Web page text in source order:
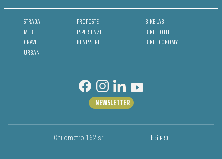
STRADA
MTB
GRAVEL
URBAN
PROPOSTE
ESPERIENZE
BENESSERE
BIKE LAB
BIKE HOTEL
BIKE ECONOMY
Chilometro 162 srl bici.PRO
NEWSLETTER